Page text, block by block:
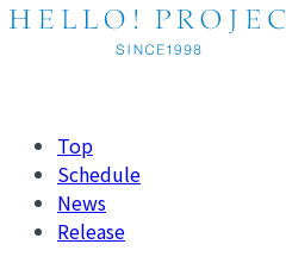
Top
Schedule
News
Release